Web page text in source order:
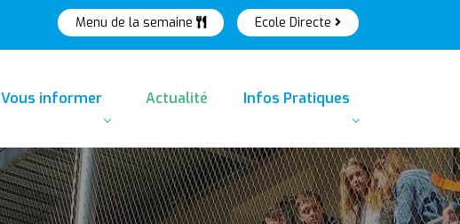
Menu de la semaine Ecole Directe
Vous informer Actualité Infos Pratiques